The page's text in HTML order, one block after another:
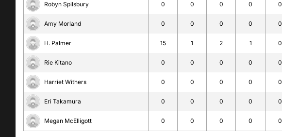
Robyn Spilsbury 0 0 0 0 0
Amy Morland 0 0 0 0 0
H. Palmer 15 1 2 1 0
Rie Kitano 0 0 0 0 0
Harriet Withers 0 0 0 0 0
Eri Takamura 0 0 0 0 0
Megan McElligott 0 0 0 0 0